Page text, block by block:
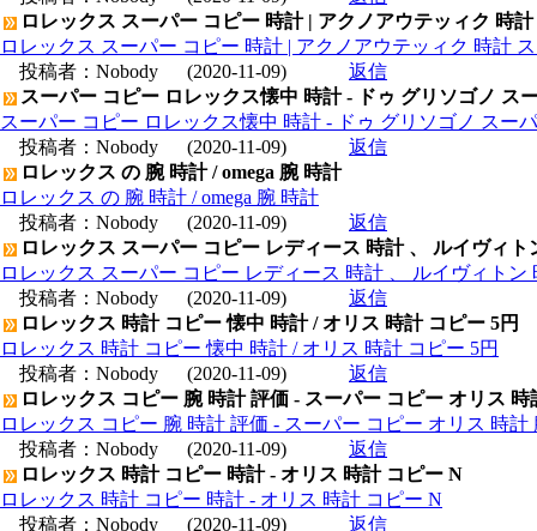
ロレックス スーパー コピー 時計 | アクノアウテッィク 時
ロレックス スーパー コピー 時計 | アクノアウテッィク 時計
投稿者： Nobody (2020-11-09)
返信
スーパー コピー ロレックス懐中 時計 - ドゥ グリソゴノ ス
スーパー コピー ロレックス懐中 時計 - ドゥ グリソゴノ スー
投稿者： Nobody (2020-11-09)
返信
ロレックス の 腕 時計 / omega 腕 時計
ロレックス の 腕 時計 / omega 腕 時計
投稿者： Nobody (2020-11-09)
返信
ロレックス スーパー コピー レディース 時計 、 ルイヴィ
ロレックス スーパー コピー レディース 時計 、 ルイヴィト
投稿者： Nobody (2020-11-09)
返信
ロレックス 時計 コピー 懐中 時計 / オリス 時計 コピー 5円
ロレックス 時計 コピー 懐中 時計 / オリス 時計 コピー 5円
投稿者： Nobody (2020-11-09)
返信
ロレックス コピー 腕 時計 評価 - スーパー コピー オリス 時
ロレックス コピー 腕 時計 評価 - スーパー コピー オリス 時計
投稿者： Nobody (2020-11-09)
返信
ロレックス 時計 コピー 時計 - オリス 時計 コピー N
ロレックス 時計 コピー 時計 - オリス 時計 コピー N
投稿者： Nobody (2020-11-09)
返信